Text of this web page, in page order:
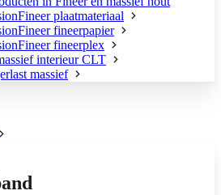
plaatmateriaal
fineerpapier
fineerplex
interieur CLT
massief